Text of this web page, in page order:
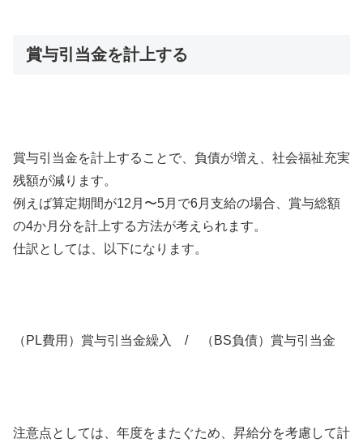
賞与引当金を計上する
賞与引当金を計上することで、負債が増え、社会福祉充実
残額が減ります。
例えば算定期間が12月〜5月で6月支給の場合、賞与総額
の4か月分を計上する方法が考えられます。
仕訳としては、以下になります。
（PL費用）賞与引当金繰入 / （BS負債）賞与引当金
注意点としては、年度をまたぐため、昇給分を考慮して計